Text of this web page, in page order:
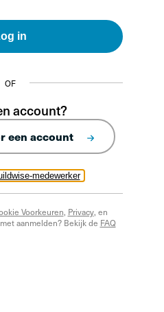
medewerker
in
OF
account?
een account
Voorkeuren, Privacy, en
aanmelden? Bekijk de FAQ